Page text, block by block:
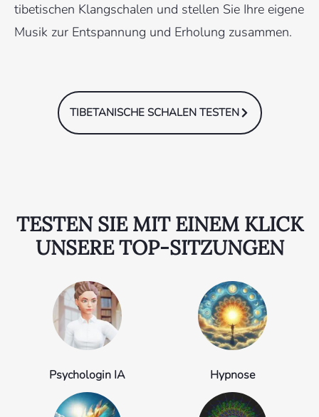
tibetischen Klangschalen und stellen Sie Ihre eigene
Musik zur Entspannung und Erholung zusammen.
TIBETANISCHE SCHALEN TESTEN
TESTEN SIE MIT EINEM KLICK
UNSERE TOP-SITZUNGEN
Psychologin IA Hypnose